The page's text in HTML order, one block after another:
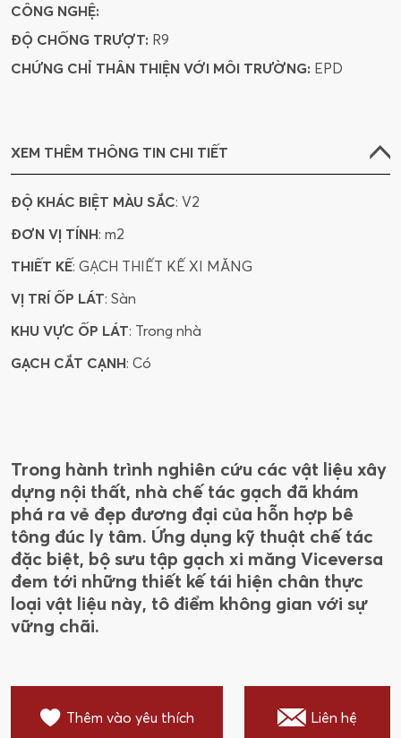
CÔNG NGHỆ:
ĐỘ CHỐNG TRƯỢT: R9
CHỨNG CHỈ THÂN THIỆN VỚI MÔI TRƯỜNG: EPD
XEM THÊM THÔNG TIN CHI TIẾT
ĐỘ KHÁC BIỆT MÀU SẮC: V2
ĐƠN VỊ TÍNH: m2
THIẾT KẾ: GẠCH THIẾT KẾ XI MĂNG
VỊ TRÍ ỐP LÁT: Sàn
KHU VỰC ỐP LÁT: Trong nhà
GẠCH CẮT CẠNH: Có
Trong hành trình nghiên cứu các vật liệu xây
dựng nội thất, nhà chế tác gạch đã khám
phá ra vẻ đẹp đương đại của hỗn hợp bê
tông đúc ly tâm. Ứng dụng kỹ thuật chế tác
đặc biệt, bộ sưu tập gạch xi măng Viceversa
đem tới những thiết kế tái hiện chân thực
loại vật liệu này, tô điểm không gian với sự
vững chãi.
Thêm vào yêu thích Liên hệ